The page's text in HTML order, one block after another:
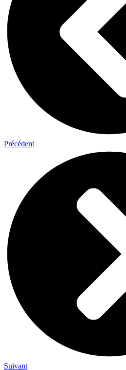
Précédent
Suivant